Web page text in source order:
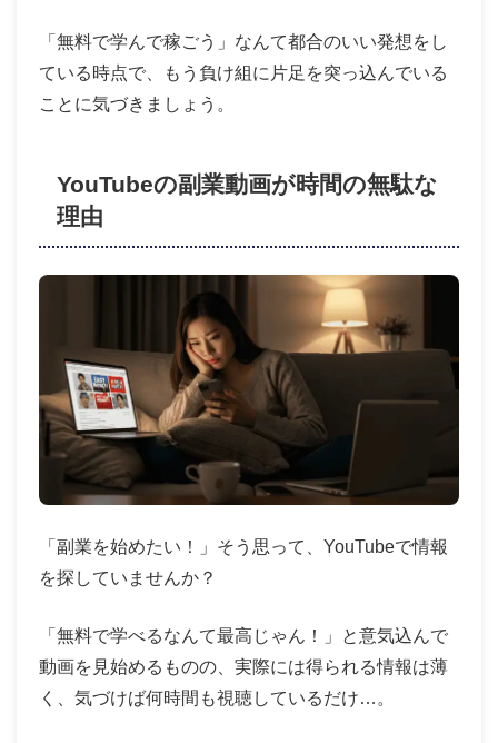
「無料で学んで稼ごう」なんて都合のいい発想をし
ている時点で、もう負け組に片足を突っ込んでいる
ことに気づきましょう。
YouTubeの副業動画が時間の無駄な
理由
「副業を始めたい！」そう思って、YouTubeで情報
を探していませんか？
「無料で学べるなんて最高じゃん！」と意気込んで
動画を見始めるものの、実際には得られる情報は薄
く、気づけば何時間も視聴しているだけ…。